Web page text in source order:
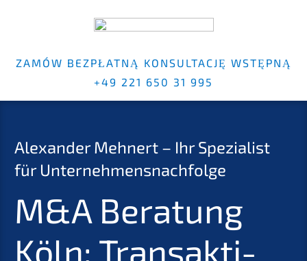
ZAMÓW BEZPŁAT­NĄ KONSULT­AC­JĘ WSTĘP­NĄ
+49 221 650 31 995
Alexan­der Mehnert – Ihr Spezia­list
für Unternehmensnachfolge
M&A Beratung
Köln: Trans­ak­ti­